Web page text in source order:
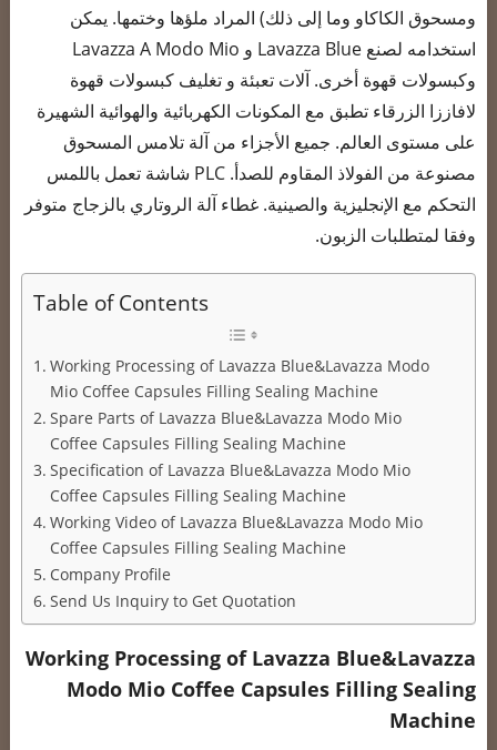
ومسحوق الكاكاو وما إلى ذلك) المراد ملؤها وختمها. يمكن
استخدامه لصنع Lavazza Blue و Lavazza A Modo Mio
وكبسولات قهوة أخرى. آلات تعبئة و تغليف كبسولات قهوة
لافاززا الزرقاء تطبق مع المكونات الكهربائية والهوائية الشهيرة
على مستوى العالم. جميع الأجزاء من آلة تلامس المسحوق
مصنوعة من الفولاذ المقاوم للصدأ. PLC شاشة تعمل باللمس
التحكم مع الإنجليزية والصينية. غطاء آلة الروتاري بالزجاج متوفر
وفقا لمتطلبات الزبون.
Table of Contents
Working Processing of Lavazza Blue&Lavazza Modo
Mio Coffee Capsules Filling Sealing Machine
Spare Parts of Lavazza Blue&Lavazza Modo Mio
Coffee Capsules Filling Sealing Machine
Specification of Lavazza Blue&Lavazza Modo Mio
Coffee Capsules Filling Sealing Machine
Working Video of Lavazza Blue&Lavazza Modo Mio
Coffee Capsules Filling Sealing Machine
Company Profile
Send Us Inquiry to Get Quotation
Working Processing of Lavazza Blue&Lavazza
Modo Mio Coffee Capsules Filling Sealing
Machine